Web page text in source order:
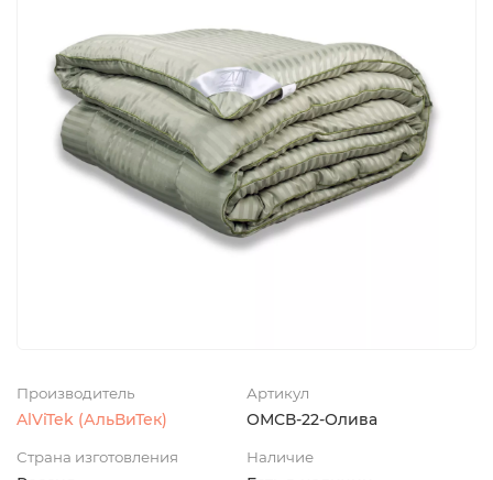
Производитель
AlViTek (АльВиТек)
Артикул
ОМСВ-22-Олива
Страна изготовления Наличие